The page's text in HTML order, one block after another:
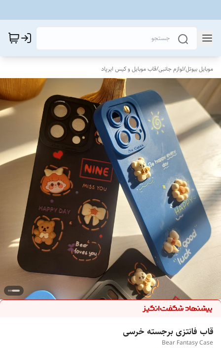
موبایل بیوتل/لوازم جانبی/قاب موبایل و کیس ایرپاد
قاب فانتزی برجسته خرسی
Bear Fantasy Case